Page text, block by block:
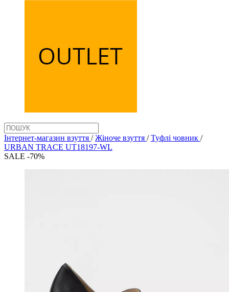
Інтернет-магазин взуття / Жіноче взуття / Туфлі човник /
URBAN TRACE UT18197-WL
SALE -70%